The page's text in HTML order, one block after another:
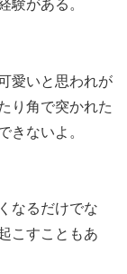
験がある。
愛いと思われが
り角で突かれた
きないよ。
なるだけでな
こすこともあ